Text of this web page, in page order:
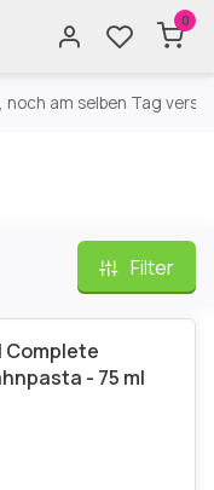
0
noch am selben Tag
Filter
Complete
- 75 ml